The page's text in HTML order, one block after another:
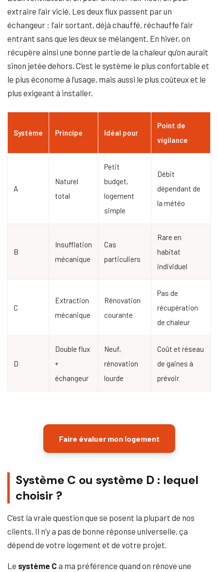
extraire l’air vicié. Les deux flux passent par un
échangeur : l’air sortant, déjà chauffé, réchauffe l’air
entrant sans que les deux se mélangent. En hiver, on
récupère ainsi une bonne partie de la chaleur qu’on aurait
sinon jetée dehors. C’est le système le plus confortable et
le plus économe à l’usage, mais aussi le plus coûteux et le
plus exigeant à installer.
Système Principe Idéal pour
Point de
vigilance
A
Naturel
total
Petit
budget,
logement
simple
Débit
dépendant de
la météo
B
Insufflation
mécanique
Cas
particuliers
Rare en
habitat
individuel
C
Extraction
mécanique
Rénovation
courante
Pas de
récupération
de chaleur
D
Double flux
+
échangeur
Neuf,
rénovation
lourde
Coût et réseau
de gaines à
prévoir
Faire évaluer mon logement
Système C ou système D : lequel
choisir ?
C’est la vraie question que se posent la plupart de nos
clients. Il n’y a pas de bonne réponse universelle, ça
dépend de votre logement et de votre projet.
Le système C a ma préférence quand on rénove une